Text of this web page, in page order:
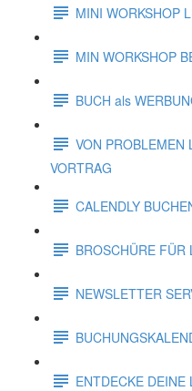
MINI WORKSHOP
MIN WORKSHOP
BUCH als
VON PROBLEMEN
VORTRAG
CALENDLY
BROSCHÜRE FÜR
NEWSLETTER
ENTDECKE DEINE